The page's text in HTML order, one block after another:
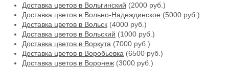
Доставка цветов в Вольгинский (2000 руб.)
Доставка цветов в Вольно-Надеждинское (5000 руб.)
Доставка цветов в Вольск (4000 руб.)
Доставка цветов в Вольский (1000 руб.)
Доставка цветов в Воркута (7000 руб.)
Доставка цветов в Воробьевка (6500 руб.)
Доставка цветов в Воронеж (3000 руб.)